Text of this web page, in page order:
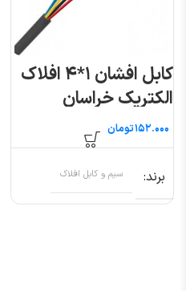
کابل افشان ۱*۴ افلاک
الکتریک خراسان
(متری)تومان
برند سیم و کابل افلاک